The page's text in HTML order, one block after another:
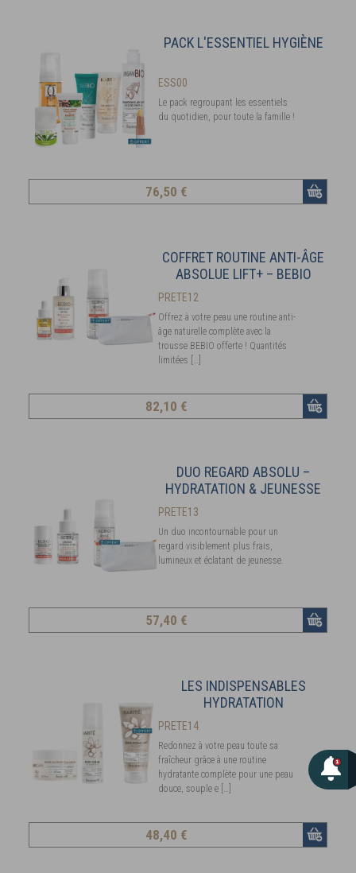
PACK L'ESSENTIEL HYGIÈNE
ESS00
Le pack regroupant les essentiels
du quotidien, pour toute la famille !
76,50 €
COFFRET ROUTINE ANTI-ÂGE
ABSOLUE LIFT+ – BEBIO
PRETE12
Offrez à votre peau une routine anti-
âge naturelle complète avec la
trousse BEBIO offerte ! Quantités
limitées […]
82,10 €
DUO REGARD ABSOLU –
HYDRATATION & JEUNESSE
PRETE13
Un duo incontournable pour un
regard visiblement plus frais,
lumineux et éclatant de jeunesse.
57,40 €
LES INDISPENSABLES
HYDRATATION
PRETE14
Redonnez à votre peau toute sa
fraîcheur grâce à une routine
hydratante complète pour une peau
douce, souple e […]
48,40 €